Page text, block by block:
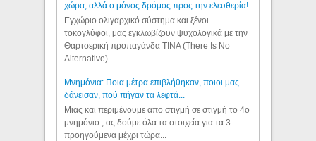
χώρα, αλλά ο μόνος δρόμος προς την ελευθερία!
Εγχώριο ολιγαρχικό σύστημα και ξένοι
τοκογλύφοι, μας εγκλωβίζουν ψυχολογικά με την
Θαρτσερική προπαγάνδα TINA (There Is No
Alternative). ...
Μνημόνια: Ποια μέτρα επιβλήθηκαν, ποιοι μας
δάνεισαν, πού πήγαν τα λεφτά...
Μιας και περιμένουμε απο στιγμή σε στιγμή το 4ο
μνημόνιο , ας δούμε όλα τα στοιχεία για τα 3
προηγούμενα μέχρι τώρα...